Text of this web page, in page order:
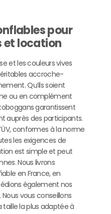
pour
et location
et les couleurs vives
accroche-
Qu’ils soient
ou en complément
garantissent
auprès des participants.
conformes à la norme
les exigences de
est simple et peut
Nous livrons
en France, en
également nos
vous conseillons
taille la plus adaptée à